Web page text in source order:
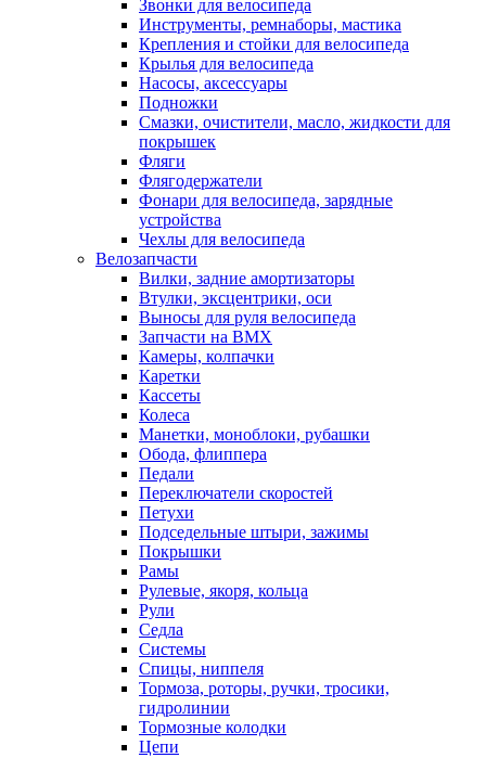
Звонки для велосипеда
Инструменты, ремнаборы, мастика
Крепления и стойки для велосипеда
Крылья для велосипеда
Насосы, аксессуары
Подножки
Смазки, очистители, масло, жидкости для
покрышек
Фляги
Флягодержатели
Фонари для велосипеда, зарядные
устройства
Чехлы для велосипеда
Велозапчасти
Вилки, задние амортизаторы
Втулки, эксцентрики, оси
Выносы для руля велосипеда
Запчасти на BMX
Камеры, колпачки
Каретки
Кассеты
Колеса
Манетки, моноблоки, рубашки
Обода, флиппера
Педали
Переключатели скоростей
Петухи
Подседельные штыри, зажимы
Покрышки
Рамы
Рулевые, якоря, кольца
Рули
Седла
Системы
Спицы, ниппеля
Тормоза, роторы, ручки, тросики,
гидролинии
Тормозные колодки
Цепи